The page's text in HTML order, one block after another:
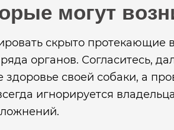
могут
скрыто
органов. Согласитесь,
здоровье своей собаки, а
игнорируется